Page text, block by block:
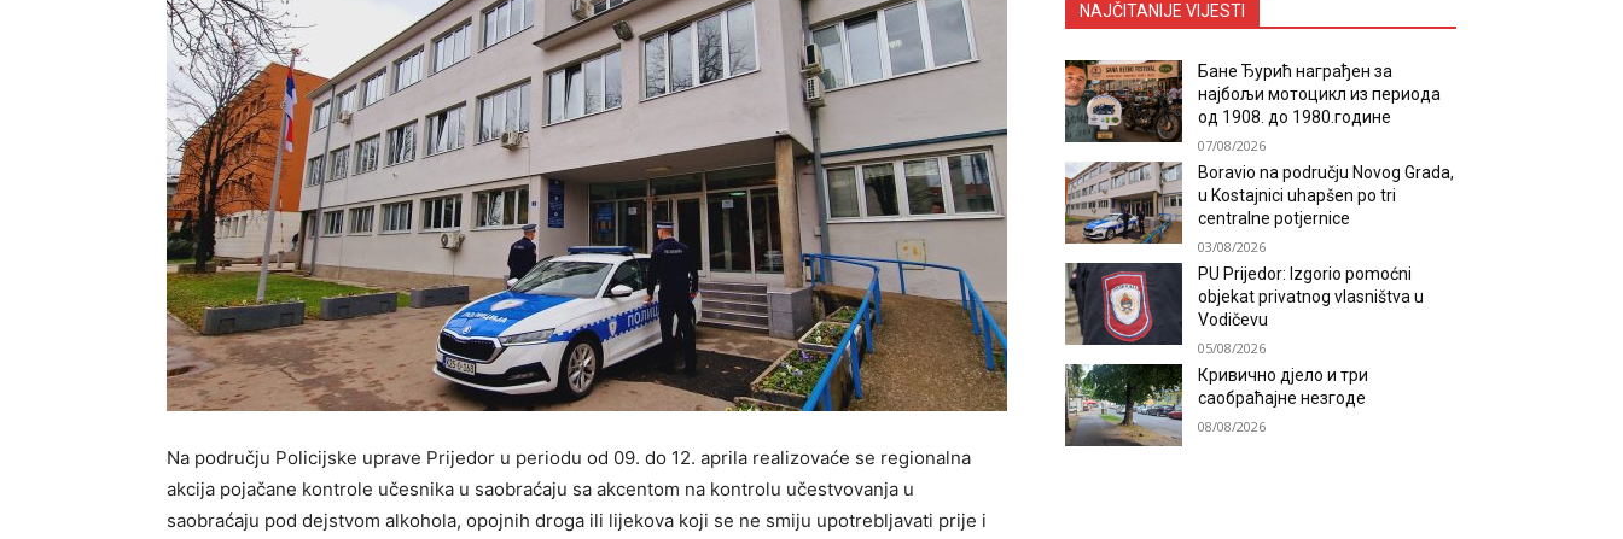
Na području Policijske uprave Prijedor u periodu od 09. do 12. aprila realizovaće se regionalna
akcija pojačane kontrole učesnika u saobraćaju sa akcentom na kontrolu učestvovanja u
saobraćaju pod dejstvom alkohola, opojnih droga ili lijekova koji se ne smiju upotreblјavati prije i
NAJČITANIJE VIJESTI
Бане Ђурић награђен за
најбољи мотоцикл из периода
од 1908. до 1980.године
07/08/2026
Boravio na području Novog Grada,
u Kostajnici uhapšen po tri
centralne potjernice
03/08/2026
PU Prijedor: Izgorio pomoćni
objekat privatnog vlasništva u
Vodičevu
05/08/2026
Кривично дјело и три
саобраћајне незгоде
08/08/2026